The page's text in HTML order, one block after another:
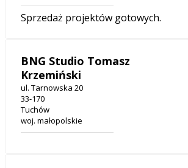
Sprzedaż projektów gotowych.
BNG Studio Tomasz
Krzemiński
ul. Tarnowska 20
33-170
Tuchów
woj. małopolskie